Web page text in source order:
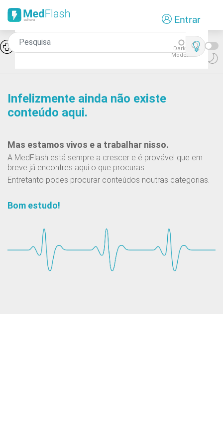
o
principal
Entrar
Icon Síndromes de falência medular:
Aplasia pura da série rubra
Dark
Mode:
Infelizmente ainda não existe
conteúdo aqui.
Mas estamos vivos e a trabalhar nisso.
A MedFlash está sempre a crescer e é provável que em
breve já encontres aqui o que procuras.
Entretanto podes procurar conteúdos noutras categorias.
Bom estudo!